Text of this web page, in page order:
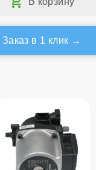
Заказ в 1 клик